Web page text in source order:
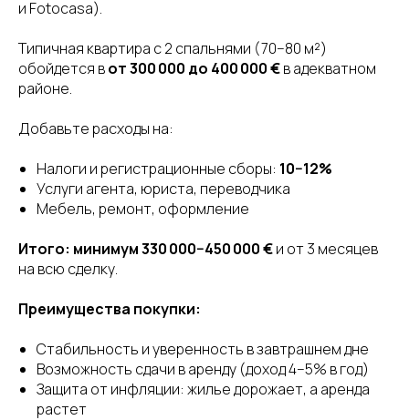
и Fotocasa).
Типичная квартира с 2 спальнями (70−80 м²)
обойдется вот 300 000 до 400 000 €в адекватном
районе.
Добавьте расходы на:
Налоги и регистрационные сборы: 10−12%
Услуги агента, юриста, переводчика
Мебель, ремонт, оформление
Итого: минимум 330 000−450 000 €и от 3 месяцев
на всю сделку.
Преимущества покупки:
Стабильность и уверенность в завтрашнем дне
Возможность сдачи в аренду (доход 4−5% в год)
Защита от инфляции: жилье дорожает, а аренда
растет